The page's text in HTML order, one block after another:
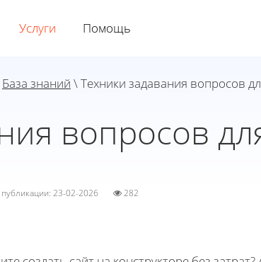
Услуги Помощь
База знаний \ Техники задавания вопросов
вопросов
публикации: 23-02-2026 282